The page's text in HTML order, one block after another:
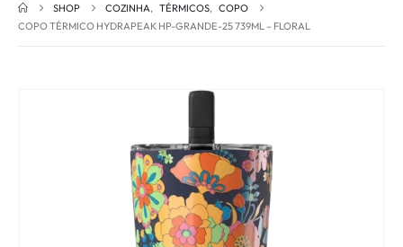
SHOP COZINHA, TÉRMICOS, COPO
COPO TÉRMICO HYDRAPEAK HP-GRANDE-25 739ML – FLORAL